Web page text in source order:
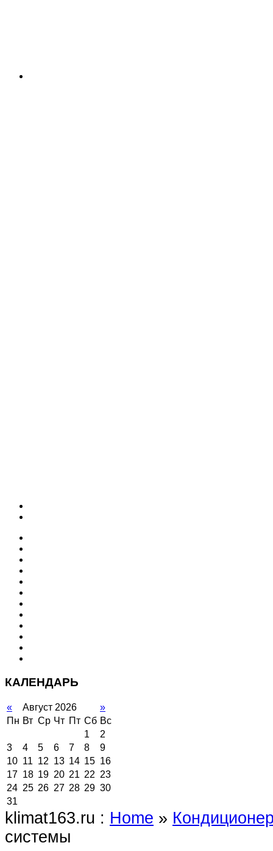
КАЛЕНДАРЬ
« Август 2026
»
Пн Вт Ср Чт Пт Сб Вс
1
2
3
4 5 6 7 8
9
10 11 12 13 14 15 16
17 18 19 20 21 22 23
24 25 26 27 28 29 30
31
klimat163.ru : Home »
системы